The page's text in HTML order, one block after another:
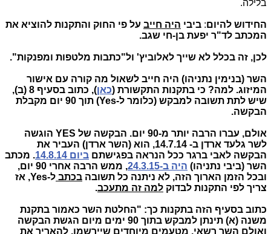
בלילה.
החידוש להיום: ביבי היה חייב על פי החוק והתקנות להוציא את
המכתב לד"ר יפעת בן-חי שגב.
לכן, זה בכלל לא שייך לאלוביץ' ול"כתבות מלטפות ומפנקות".
השר (בנימין נתניהו) היה חייב לשאול מה קורה עם אישור
המיזוג. למה? כי בתקנות התקשורת (כאן
), כתוב בסעיף 8 (ב),
שיש לתת תשובה למבקש (כלומר ל-Yes
) תוך 90 יום מקבלת
הבקשה.
אולם, עברו הרבה יותר מ-90 יום. הבקשה של YES הוגשה
לשר גלעד ארדן ב- 14.7.14,
הוא (השר ארדן) העביר את
הבקשה לאבי ברגר ככל הנראה בפגישתם ביום 14.8.14 . מכתב
השר (ביבי נתניהו) היה ב-24.3.15
, ממש הרבה אחרי 90 יום,
ובכל הזמן הארוך הזה, לא ניתנה כל תשובה בכתב ל-Yes, אז
צריך לפי התקנות לבדוק למה זה מתעכב.
כתוב בסעיף הזה בתקנות כך: "החלטת השר כאמור בתקנת
משנה (א) תינתן למבקש בתוך 90 ימים מיום הגשת הבקשה
ואולם השר רשאי, מטעמים מיוחדים שיירשמו, להאריך את